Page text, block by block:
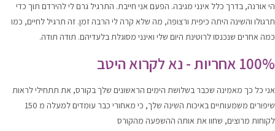
הי אורנה, בדרך כלל אינני מגיבה. הפעם אני חייבת. התרגיל גרם לי להירדם תוך כדי
תרגולו והשינה היתה כיפית ורצופה, מה שלא קרה לי הרבה זמן. זה תרגיל לחיים, כמו
כמה אחרים שנכנסו לרוטינת היום שלי ואינני מסוגלת בלעדיהם. תודה תודה.
100% אחריות - נא לקרוא היטב
אני כל כך מאמינה שכבר בשלושת הימים הראשונים שלך בקורס, את תתחילי לראות
שיפורים משמעותיים באיכות השינה שלך, כי מאחורי כבר עומדים למעלה מ 150
לקוחות מרוצים, שחוו את אותה ההשפעה מהקורס